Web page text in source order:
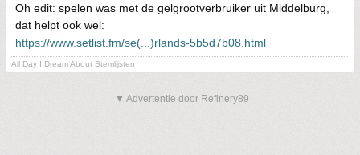
Oh edit: spelen was met de gelgrootverbruiker uit Middelburg,
dat helpt ook wel:
https://www.setlist.fm/se(...)rlands-5b5d7b08.html
All Day I Dream About Stemlijsten
▼ Advertentie door Refinery89